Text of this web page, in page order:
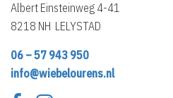
Albert Einsteinweg 4-41
8218 NH LELYSTAD
06 – 57 943 950
info@wiebelourens.nl